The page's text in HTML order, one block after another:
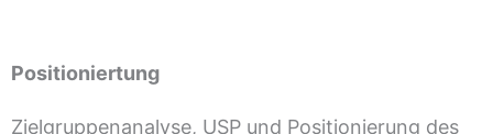
Positioniertung
Zielgruppenanalyse, USP und Positionierung des